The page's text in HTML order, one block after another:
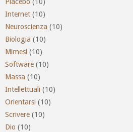
Internet (10)
Neuroscienza (10)
Biologia (10)
Mimesi (10)
Software (10)
Massa (10)
Intellettuali (10)
Orientarsi (10)
Scrivere (10)
Dio (10)